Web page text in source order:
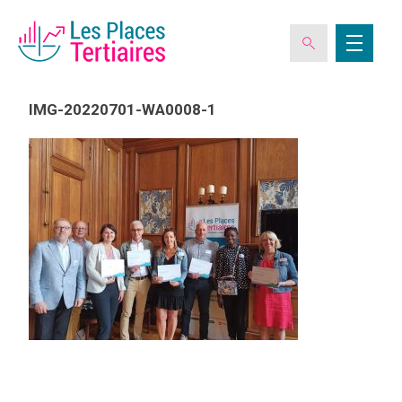
ESPACE ADHÉRENT
L’ASSOCIATION
LES CLUBS DES PLACES TERTIAIRES
VERIQUALIS
IMG-20220701-WA0008-1